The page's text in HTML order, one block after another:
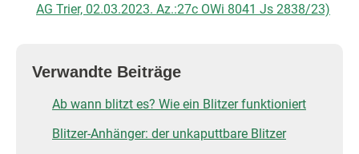
AG Trier, 02.03.2023. Az.:27c OWi 8041 Js 2838/23)
Verwandte Beiträge
Ab wann blitzt es? Wie ein Blitzer funktioniert
Blitzer-Anhänger: der unkaputtbare Blitzer